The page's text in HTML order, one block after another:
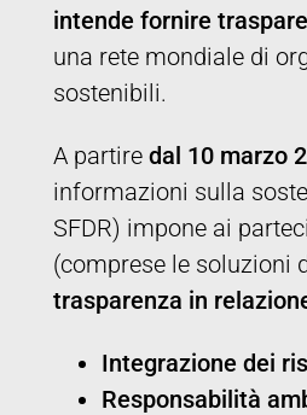
intende fornire
una rete mondiale di
sostenibili.
A partire dal 10 marzo
informazioni sulla
SFDR) impone ai
(comprese le soluzioni
trasparenza in
Integrazione dei
Responsabilità